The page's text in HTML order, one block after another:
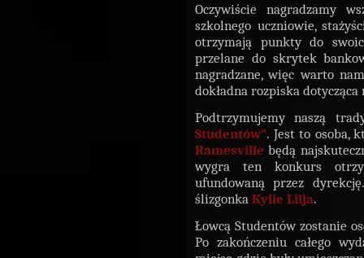
Oczywiście nagradzamy
szkolnego uczniowie,
otrzymają punkty do
przelane do skrytek
nagradzane, więc warto
dokładna rozpiska
Podtrzymujemy naszą
Studentów". Jest to osoba,
Ramesvillebędą
wygra ten konkurs
ufundowaną przez
ślizgonka Kylie Lilja.
Łowcą Studentów zostanie
Po zakończeniu całego